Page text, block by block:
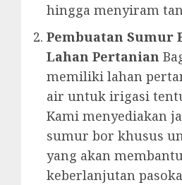
hingga menyiram
Pembuatan Sumur
Lahan Pertanian
memiliki lahan
air untuk irigasi
Kami menyediakan
sumur bor khusus
yang akan
keberlanjutan